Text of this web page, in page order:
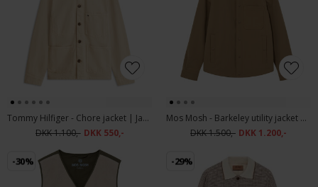
Tommy Hilfiger - Chore jacket | Jakke Sandalwood
DKK 1.100,- DKK 550,-
Mos Mosh - Barkeley utility jacket | Jakke Kelp
DKK 1.500,- DKK 1.200,-
-30% -29%